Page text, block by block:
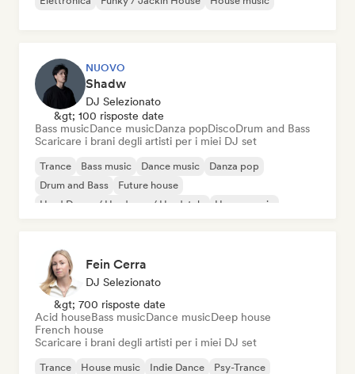
NUOVO
Shadw
DJ Selezionato
&gt; 100 risposte date
Bass musicDance musicDanza popDiscoDrum and Bass
Scaricare i brani degli artisti per i miei DJ set
Trance Bass music Dance music
Danza pop
Drum and Bass
Future house
Hard Dance / Hardcore / Hardstyle
House music
Fein Cerra
DJ Selezionato
&gt; 700 risposte date
Acid houseBass musicDance musicDeep house
French house
Scaricare i brani degli artisti per i miei DJ set
Trance House music Indie Dance
Psy-Trance